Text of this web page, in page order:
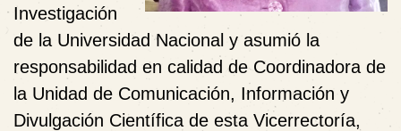
Investigación
de la Universidad Nacional y asumió la
responsabilidad en calidad de Coordinadora de
la Unidad de Comunicación, Información y
Divulgación Científica de esta Vicerrectoría,